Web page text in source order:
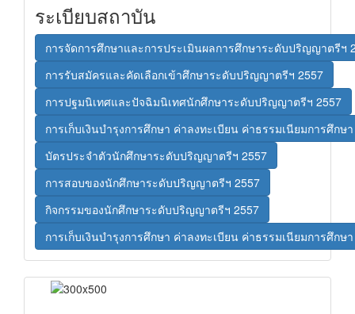
ระเบียบสถาบัน
การจัดการศึกษาและการประเมินผลการศึกษาระดับปริญญาตรีฯ
การรับสมัครและคัดเลือกเข้าศึกษาระดับปริญญาตรีฯ 2557
การปฐมนิเทศและปัจฉิมนิเทศนักศึกษาระดับปริญญาตรีฯ 2557
การเก็บเงินบำรุงการศึกษา ค่าลงทะเบียน ค่าธรรมเนียมการศึ
บัตรประจำตัวนักศึกษาระดับปริญญาตรีฯ 2557
การสอบของนักศึกษาระดับปริญญาตรีฯ 2557
กิจกรรมของนักศึกษาระดับปริญญาตรีฯ 2557
การเก็บเงินบำรุงการศึกษา ค่าลงทะเบียน ค่าธรรมเนียมการศึ